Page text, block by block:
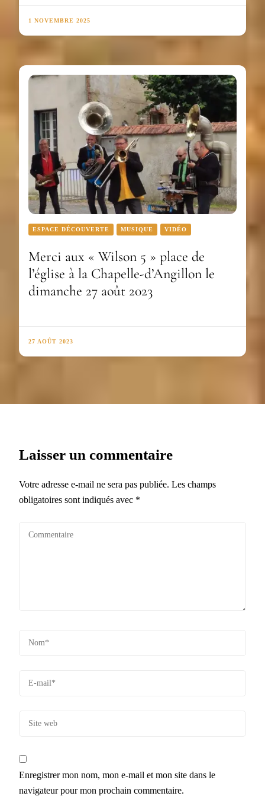
1 NOVEMBRE 2025
ESPACE DÉCOUVERTE MUSIQUE VIDÉO
Merci aux « Wilson 5 » place de
l’église à la Chapelle-d’Angillon le
dimanche 27 août 2023
27 AOÛT 2023
Laisser un commentaire
Votre adresse e-mail ne sera pas publiée. Les champs
obligatoires sont indiqués avec *
Enregistrer mon nom, mon e-mail et mon site dans le
navigateur pour mon prochain commentaire.